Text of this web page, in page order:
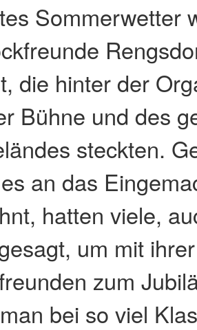
Sommerwetter
die hinter der
Bühne und des
steckten.
an das
hatten viele,
um mit
zum
bei so viel